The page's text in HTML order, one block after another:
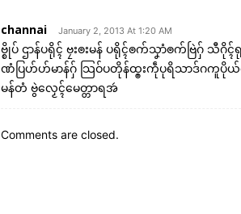
channai January 2, 2013 At 1:20 AM
ဗ္စိုပ် ဌာန်ပရိုၚ် ဗၠးၜးမန် ပရိုၚ်ၜက်သၞာံၜက်ဗြဲဂှ် သီ
ဏံပြဟ်ဟ်မာန်ဂှ် သြဝ်ပတိုန်ထ္ၜးကဵုပုရိသာဒ်ဂကူ
မန်တံ ဗွဲလၟေၚ်မေတ္တာရအဴ
Comments are closed.